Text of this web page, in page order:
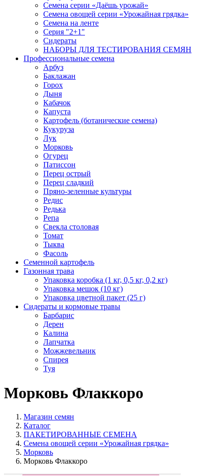
Семена серии «Даёшь урожай»
Семена овощей серии «Урожайная грядка»
Семена на ленте
Серия "2+1"
Сидераты
НАБОРЫ ДЛЯ ТЕСТИРОВАНИЯ СЕМЯН
Профессиональные семена
Арбуз
Баклажан
Горох
Дыня
Кабачок
Капуста
Картофель (ботанические семена)
Кукуруза
Лук
Морковь
Огурец
Патиссон
Перец острый
Перец сладкий
Пряно-зеленные культуры
Редис
Редька
Репа
Свекла столовая
Томат
Тыква
Фасоль
Семенной картофель
Газонная трава
Упаковка коробка (1 кг, 0,5 кг, 0,2 кг)
Упаковка мешок (10 кг)
Упаковка цветной пакет (25 г)
Сидераты и кормовые травы
Барбарис
Дерен
Калина
Лапчатка
Можжевельник
Спирея
Туя
Морковь Флаккоро
Магазин семян
Каталог
ПАКЕТИРОВАННЫЕ СЕМЕНА
Семена овощей серии «Урожайная грядка»
Морковь
Морковь Флаккоро